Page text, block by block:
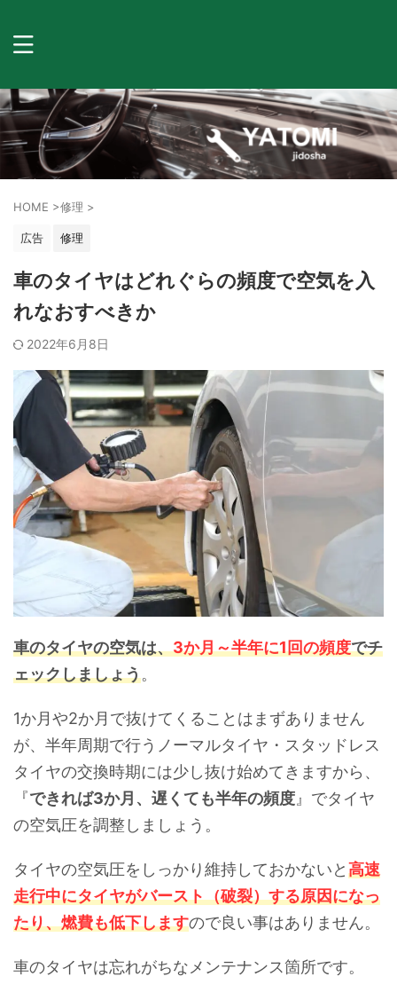
HOME >修理 >
広告 修理
車のタイヤはどれぐらの頻度で空気を入
れなおすべきか
2022年6月8日
車のタイヤの空気は、3か月～半年に1回の頻度でチ
ェックしましょう。
1か月や2か月で抜けてくることはまずありません
が、半年周期で行うノーマルタイヤ・スタッドレス
タイヤの交換時期には少し抜け始めてきますから、
『できれば3か月、遅くても半年の頻度』でタイヤ
の空気圧を調整しましょう。
タイヤの空気圧をしっかり維持しておかないと高速
走行中にタイヤがバースト（破裂）する原因になっ
たり、燃費も低下しますので良い事はありません。
車のタイヤは忘れがちなメンテナンス箇所です。